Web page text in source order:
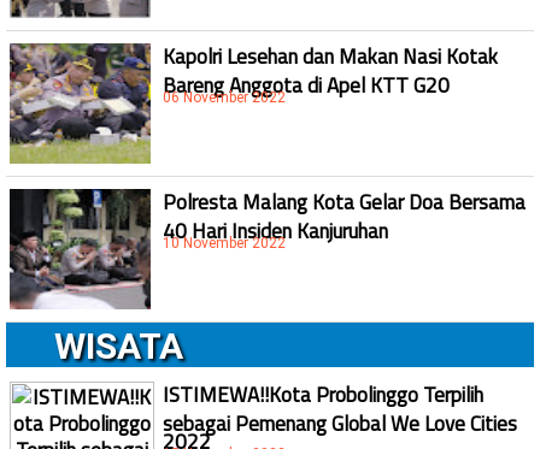
Kapolri Lesehan dan Makan Nasi Kotak
Bareng Anggota di Apel KTT G20
06 November 2022
Polresta Malang Kota Gelar Doa Bersama
40 Hari Insiden Kanjuruhan
10 November 2022
WISATA
ISTIMEWA!!Kota Probolinggo Terpilih
sebagai Pemenang Global We Love Cities
2022